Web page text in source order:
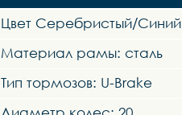
Цвет Серебристый/Синий
Материал рамы: сталь
Тип тормозов: U-Brake